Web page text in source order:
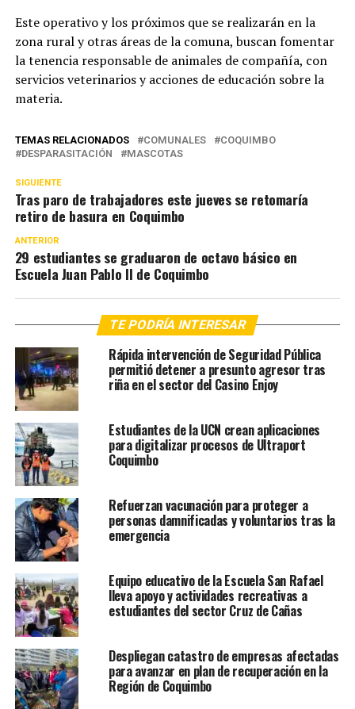
Este operativo y los próximos que se realizarán en la
zona rural y otras áreas de la comuna, buscan fomentar
la tenencia responsable de animales de compañía, con
servicios veterinarios y acciones de educación sobre la
materia.
TEMAS RELACIONADOS COMUNALES
COQUIMBO
DESPARASITACIÓN
MASCOTAS
SIGUIENTE
Tras paro de trabajadores este jueves se retomaría
retiro de basura en Coquimbo
ANTERIOR
29 estudiantes se graduaron de octavo básico en
Escuela Juan Pablo II de Coquimbo
TE PODRÍA INTERESAR
Rápida intervención de Seguridad Pública
permitió detener a presunto agresor tras
riña en el sector del Casino Enjoy
Estudiantes de la UCN crean aplicaciones
para digitalizar procesos de Ultraport
Coquimbo
Refuerzan vacunación para proteger a
personas damnificadas y voluntarios tras la
emergencia
Equipo educativo de la Escuela San Rafael
lleva apoyo y actividades recreativas a
estudiantes del sector Cruz de Cañas
Despliegan catastro de empresas afectadas
para avanzar en plan de recuperación en la
Región de Coquimbo